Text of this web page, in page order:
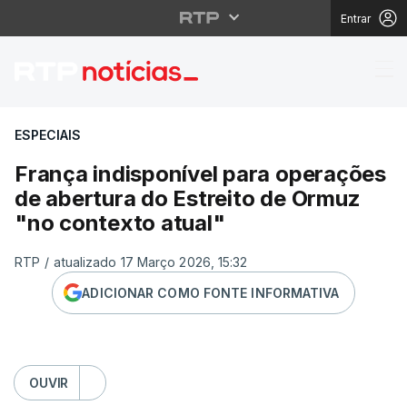
Entrar
França indisponível
ESPECIAIS
França indisponível para operações
de abertura do Estreito de Ormuz
"no contexto atual"
RTP / atualizado 17 Março 2026, 15:32
ADICIONAR COMO FONTE INFORMATIVA
OUVIR